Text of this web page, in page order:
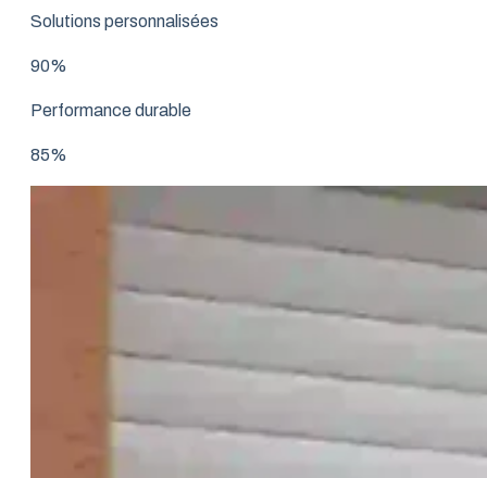
Solutions personnalisées
90%
Performance durable
85%